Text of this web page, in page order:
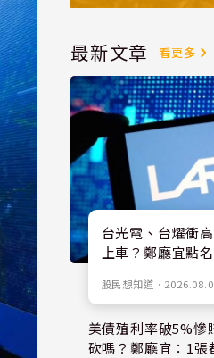
最新文章 看更多
台光電、台燿衝
上車？鄭廳宜點
股民想知道 ．
美債殖利率破5%慘
砍嗎？鄭廳宜：1張